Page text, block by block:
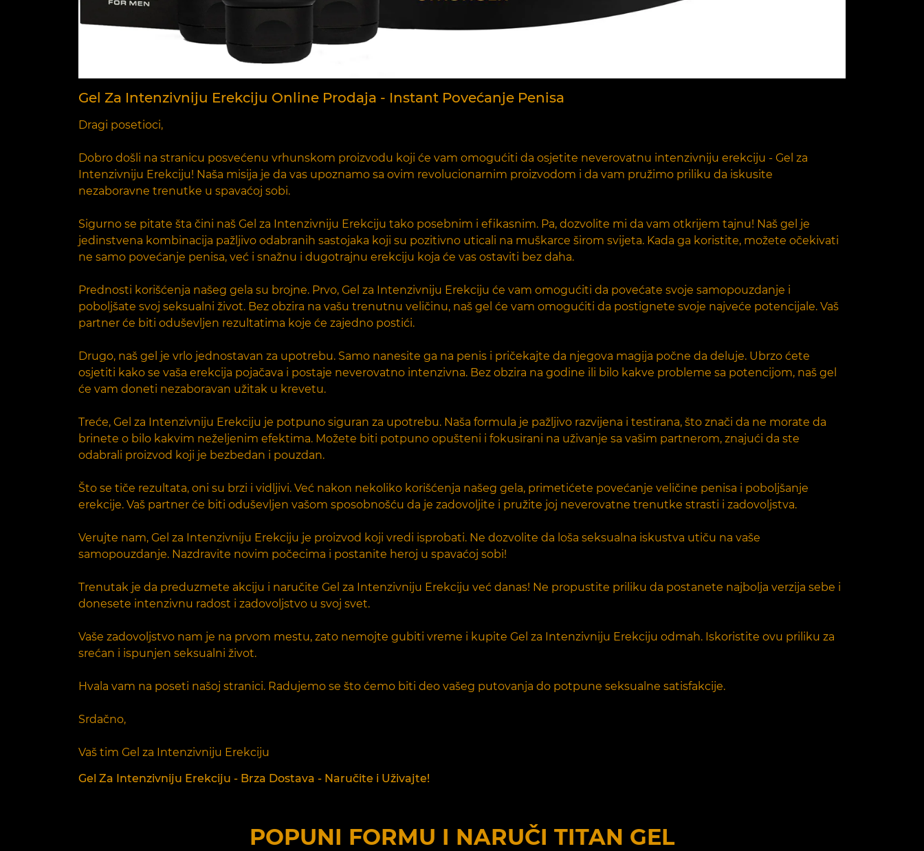
Gel Za Intenzivniju Erekciju Online Prodaja - Instant Povećanje Penisa
Dragi posetioci,
Dobro došli na stranicu posvećenu vrhunskom proizvodu koji će vam omogućiti da osjetite neverovatnu intenzivniju erekciju - Gel za
Intenzivniju Erekciju! Naša misija je da vas upoznamo sa ovim revolucionarnim proizvodom i da vam pružimo priliku da iskusite
nezaboravne trenutke u spavaćoj sobi.
Sigurno se pitate šta čini naš Gel za Intenzivniju Erekciju tako posebnim i efikasnim. Pa, dozvolite mi da vam otkrijem tajnu! Naš gel je
jedinstvena kombinacija pažljivo odabranih sastojaka koji su pozitivno uticali na muškarce širom svijeta. Kada ga koristite, možete očekivati
ne samo povećanje penisa, već i snažnu i dugotrajnu erekciju koja će vas ostaviti bez daha.
Prednosti korišćenja našeg gela su brojne. Prvo, Gel za Intenzivniju Erekciju će vam omogućiti da povećate svoje samopouzdanje i
poboljšate svoj seksualni život. Bez obzira na vašu trenutnu veličinu, naš gel će vam omogućiti da postignete svoje najveće potencijale. Vaš
partner će biti oduševljen rezultatima koje će zajedno postići.
Drugo, naš gel je vrlo jednostavan za upotrebu. Samo nanesite ga na penis i pričekajte da njegova magija počne da deluje. Ubrzo ćete
osjetiti kako se vaša erekcija pojačava i postaje neverovatno intenzivna. Bez obzira na godine ili bilo kakve probleme sa potencijom, naš gel
će vam doneti nezaboravan užitak u krevetu.
Treće, Gel za Intenzivniju Erekciju je potpuno siguran za upotrebu. Naša formula je pažljivo razvijena i testirana, što znači da ne morate da
brinete o bilo kakvim neželjenim efektima. Možete biti potpuno opušteni i fokusirani na uživanje sa vašim partnerom, znajući da ste
odabrali proizvod koji je bezbedan i pouzdan.
Što se tiče rezultata, oni su brzi i vidljivi. Već nakon nekoliko korišćenja našeg gela, primetićete povećanje veličine penisa i poboljšanje
erekcije. Vaš partner će biti oduševljen vašom sposobnošću da je zadovoljite i pružite joj neverovatne trenutke strasti i zadovoljstva.
Verujte nam, Gel za Intenzivniju Erekciju je proizvod koji vredi isprobati. Ne dozvolite da loša seksualna iskustva utiču na vaše
samopouzdanje. Nazdravite novim počecima i postanite heroj u spavaćoj sobi!
Trenutak je da preduzmete akciju i naručite Gel za Intenzivniju Erekciju već danas! Ne propustite priliku da postanete najbolja verzija sebe i
donesete intenzivnu radost i zadovoljstvo u svoj svet.
Vaše zadovoljstvo nam je na prvom mestu, zato nemojte gubiti vreme i kupite Gel za Intenzivniju Erekciju odmah. Iskoristite ovu priliku za
srećan i ispunjen seksualni život.
Hvala vam na poseti našoj stranici. Radujemo se što ćemo biti deo vašeg putovanja do potpune seksualne satisfakcije.
Srdačno,
Vaš tim Gel za Intenzivniju Erekciju
Gel Za Intenzivniju Erekciju - Brza Dostava - Naručite i Uživajte!
POPUNI FORMU I NARUČI TITAN GEL